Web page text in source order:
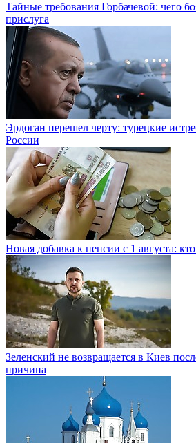
Тайные требования Горбачевой: чего
прислуга
Эрдоган перешел черту: турецкие
России
Новая добавка к пенсии с 1 августа:
Зеленский не возвращается в Киев
причина